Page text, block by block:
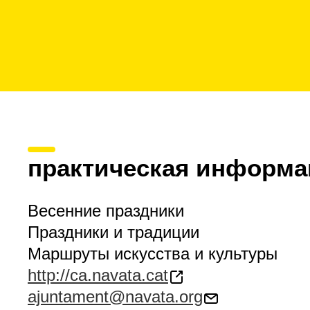
практическая
Весенние праздники
Праздники и традиции
Маршруты искусства и культуры
http://ca.navata.cat
ajuntament@navata.org